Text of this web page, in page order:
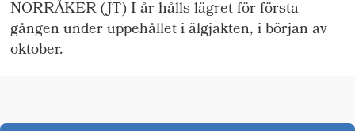
NORRÅKER (JT) I år hålls lägret för första
gången under uppehållet i älgjakten, i början av
oktober.